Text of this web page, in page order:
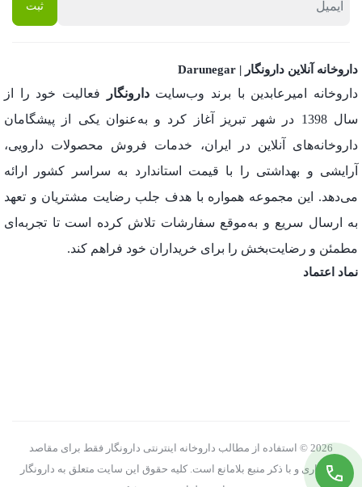
داروخانه آنلاین دارونگار | Darunegar
داروخانه امیرعابدین با برند وب‌سایتدارونگار
فعالیت خود را از
سال 1398 در شهر تبریز آغاز کرد و به‌عنوان یکی از پیشگامان
داروخانه‌های آنلاین در ایران، خدمات فروش محصولات دارویی،
آرایشی و بهداشتی را با قیمت استاندارد به سراسر کشور ارائه
می‌دهد. این مجموعه همواره با هدف جلب رضایت مشتریان و تعهد
به ارسال سریع و به‌موقع سفارشات تلاش کرده است تا تجربه‌ای
مطمئن و رضایت‌بخش را برای خریداران خود فراهم کند.
نماد اعتماد
2026 © استفاده از مطالب داروخانه اینترنتی دارونگار فقط برای مقاصد
غیرتجاری و با ذکر منبع بلامانع است. کلیه حقوق این سایت متعلق به دارونگار